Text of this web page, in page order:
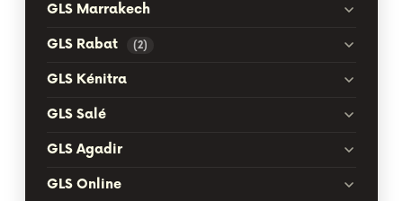
GLS Marrakech
GLS Rabat (2)
GLS Kénitra
GLS Salé
GLS Agadir
GLS Online